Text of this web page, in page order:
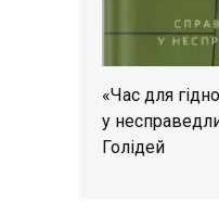
«Час для
у
Голідей